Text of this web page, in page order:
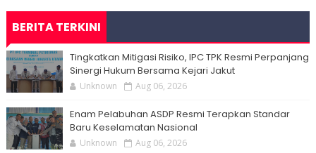
BERITA TERKINI
Tingkatkan Mitigasi Risiko, IPC TPK Resmi Perpanjang
Sinergi Hukum Bersama Kejari Jakut
Unknown Aug 06, 2026
Enam Pelabuhan ASDP Resmi Terapkan Standar
Baru Keselamatan Nasional
Unknown Aug 06, 2026